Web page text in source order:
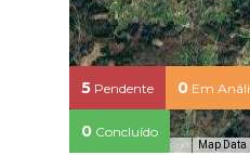
Map Data
5 Pendente 0 Em
0 Concluído